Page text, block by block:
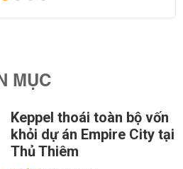
MỤC
Keppel thoái toàn bộ vốn
khỏi dự án Empire City tại
Thủ Thiêm